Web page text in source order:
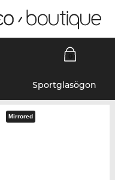
Sportglasögon
Mirrored